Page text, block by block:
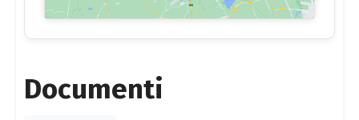
Documenti